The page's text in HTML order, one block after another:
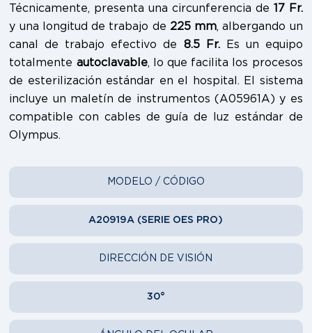
Técnicamente, presenta una circunferencia de 17 Fr.
y una longitud de trabajo de 225 mm, albergando un
canal de trabajo efectivo de 8.5 Fr.Es un equipo
totalmente autoclavable, lo que facilita los procesos
de esterilización estándar en el hospital. El sistema
incluye un maletín de instrumentos (A05961A) y es
compatible con cables de guía de luz estándar de
Olympus.
MODELO / CÓDIGO
A20919A (SERIE OES PRO)
DIRECCIÓN DE VISIÓN
30°